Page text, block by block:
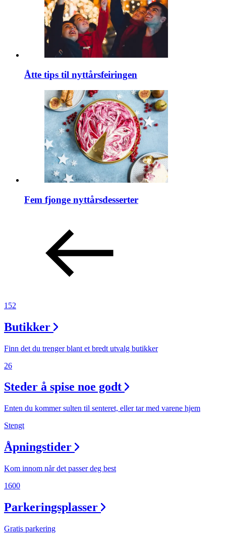
Åtte tips til nyttårsfeiringen
Fem fjonge nyttårsdesserter
152
Butikker
Finn det du trenger blant et bredt utvalg butikker
26
Steder å spise noe godt
Enten du kommer sulten til senteret, eller tar med varene hjem
Stengt
Åpningstider
Kom innom når det passer deg best
1600
Parkeringsplasser
Gratis parkering